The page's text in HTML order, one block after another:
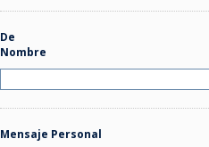
De
Nombre
Mensaje Personal